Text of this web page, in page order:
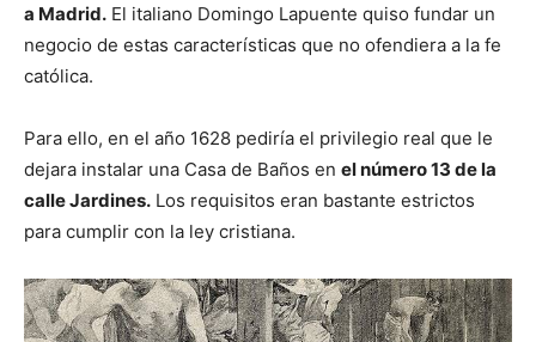
a Madrid. El italiano Domingo Lapuente quiso fundar un
negocio de estas características que no ofendiera a la fe
católica.
Para ello, en el año 1628 pediría el privilegio real que le
dejara instalar una Casa de Baños en el número 13 de la
calle Jardines. Los requisitos eran bastante estrictos
para cumplir con la ley cristiana.